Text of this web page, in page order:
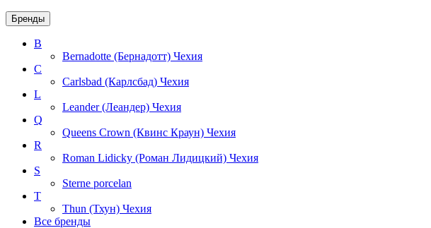
Бренды
B
Bernadotte (Бернадотт) Чехия
C
Carlsbad (Карлсбад) Чехия
L
Leander (Леандер) Чехия
Q
Queens Crown (Квинс Краун) Чехия
R
Roman Lidicky (Роман Лидицкий) Чехия
S
Sterne porcelan
T
Thun (Тхун) Чехия
Все бренды